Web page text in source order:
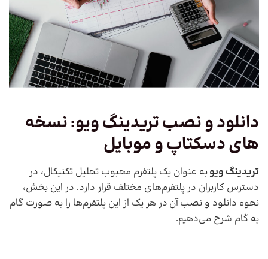
دانلود و نصبتریدینگ ویو: نسخه
های دسکتاپ و موبایل
تریدینگ ویوبه عنوان یک پلتفرم محبوب تحلیل تکنیکال، در
دسترس کاربران در پلتفرم‌های مختلف قرار دارد. در این بخش،
نحوه دانلود و نصب آن در هر یک از این پلتفرم‌ها را به صورت گام
به گام شرح می‌دهیم.